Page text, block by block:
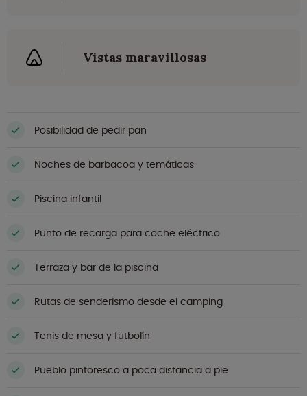
Vistas maravillosas
Posibilidad de pedir pan
Noches de barbacoa y temáticas
Piscina infantil
Punto de recarga para coche eléctrico
Terraza y bar de la piscina
Rutas de senderismo desde el camping
Tenis de mesa y futbolín
Pueblo pintoresco a poca distancia a pie